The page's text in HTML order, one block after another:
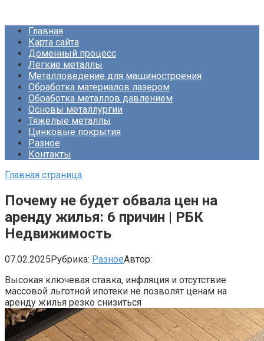
контентуГлавная
Карта сайта
Доменный процесс
Легкие металлы
Металловедение для машиностроения
Обработка материалов лазером
Обработка металлов давлением
Основы металлургии
Тяжелые металлы
Цинковые покрытия
Разное
Контакты
Главная страница
Почему не будет обвала цен на
аренду жилья: 6 причин | РБК
Недвижимость
07.02.2025Рубрика: РазноеАвтор:
Высокая ключевая ставка, инфляция и отсутствие
массовой льготной ипотеки не позволят ценам на
аренду жилья резко снизиться